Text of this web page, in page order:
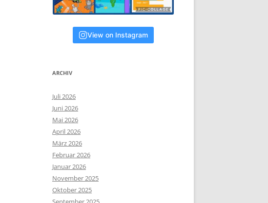
View on Instagram
ARCHIV
Juli 2026
Juni 2026
Mai 2026
April 2026
März 2026
Februar 2026
Januar 2026
November 2025
Oktober 2025